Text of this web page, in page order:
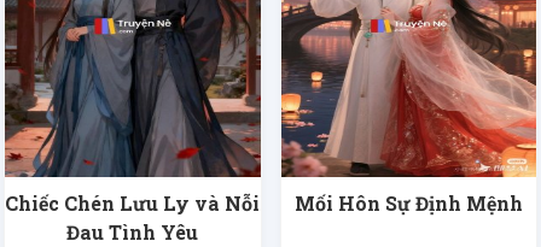
Chiếc Chén Lưu Ly và Nỗi
Đau Tình Yêu
Mối Hôn Sự Định Mệnh